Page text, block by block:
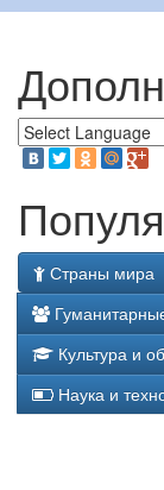
Страны мира
Культура и
Наука и